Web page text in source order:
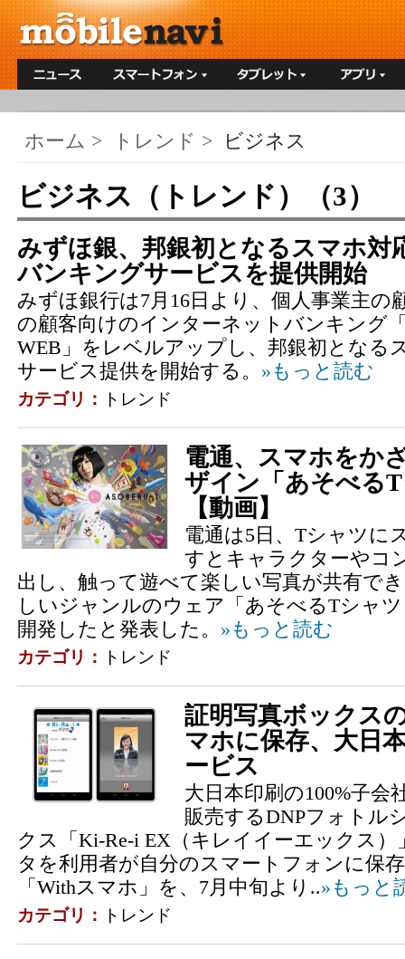
ホーム > トレンド > ビジネス
ビジネス（トレンド）（3）
みずほ銀、邦銀初となるスマホ対
バンキングサービスを提供開始
みずほ銀行は7月16日より、個人事業主の
の顧客向けのインターネットバンキング
WEB」をレベルアップし、邦銀初となる
サービス提供を開始する。 »もっと読む
カテゴリ： トレンド
電通、スマホをか
ザイン「あそべる
【動画】
電通は5日、Tシャツに
すとキャラクターやコ
出し、触って遊べて楽しい写真が共有で
しいジャンルのウェア「あそべるTシャツ
開発したと発表した。 »もっと読む
カテゴリ： トレンド
証明写真ボックス
マホに保存、大日
ービス
大日本印刷の100%子会
販売するDNPフォトル
クス「Ki-Re-i EX（キレイイーエックス
タを利用者が自分のスマートフォンに保
「Withスマホ」を、7月中旬より..»もっと
カテゴリ： トレンド